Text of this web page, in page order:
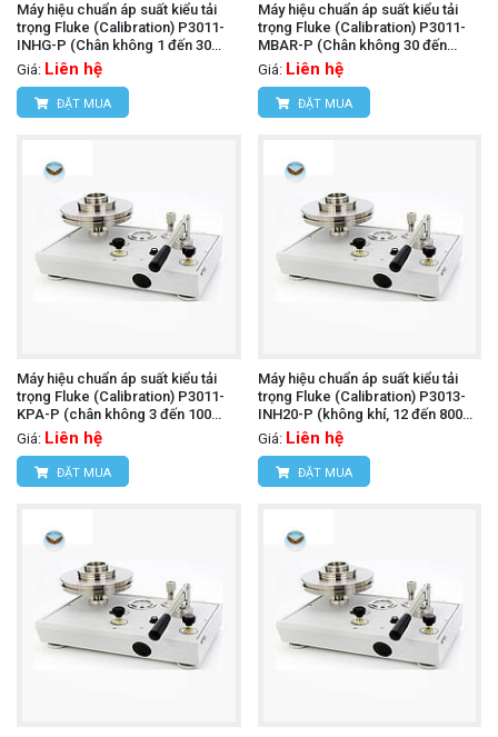
Máy hiệu chuẩn áp suất kiểu tải
trọng Fluke (Calibration) P3011-
INHG-P (Chân không 1 đến 30
inHg, PCU đơn)
Giá: Liên hệ
ĐẶT MUA
Máy hiệu chuẩn áp suất kiểu tải
trọng Fluke (Calibration) P3011-
MBAR-P (Chân không 30 đến
1,000 mbar, PCU đơn)
Giá: Liên hệ
ĐẶT MUA
Máy hiệu chuẩn áp suất kiểu tải
trọng Fluke (Calibration) P3011-
KPA-P (chân không 3 đến 100
kPa, PCU đơn)
Giá: Liên hệ
ĐẶT MUA
Máy hiệu chuẩn áp suất kiểu tải
trọng Fluke (Calibration) P3013-
INH20-P (không khí, 12 đến 800
inH2O , PCU đơn)
Giá: Liên hệ
ĐẶT MUA